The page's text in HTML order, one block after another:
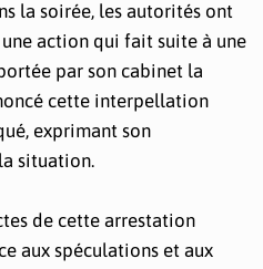
la soirée, les autorités ont
action qui fait suite à une
par son cabinet la
cette interpellation
exprimant son
situation.
de cette arrestation
aux spéculations et aux